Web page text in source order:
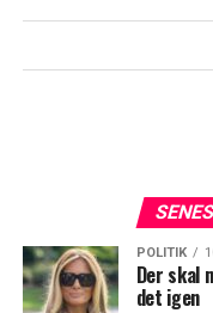
POLITIK
Der skal
det igen